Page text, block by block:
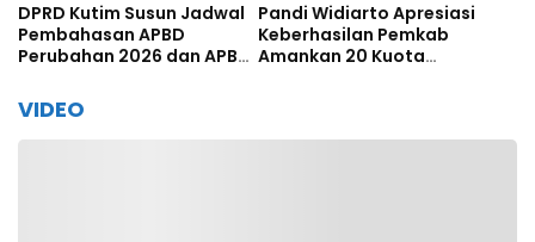
DPRD Kutim Susun Jadwal
Pembahasan APBD
Perubahan 2026 dan APBD
Pandi Widiarto Apresiasi
Keberhasilan Pemkab
Amankan 20 Kuota
VIDEO